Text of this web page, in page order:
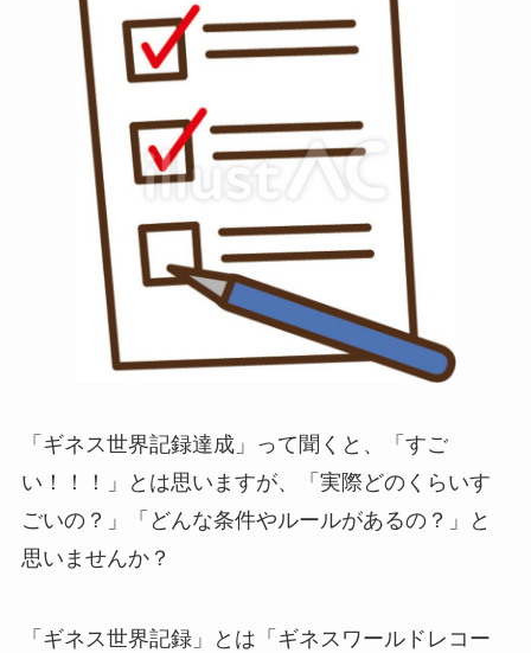
「ギネス世界記録達成」って聞くと、「すご
い！！！」とは思いますが、「実際どのくらいす
ごいの？」「どんな条件やルールがあるの？」と
思いませんか？
「ギネス世界記録」とは「ギネスワールドレコー